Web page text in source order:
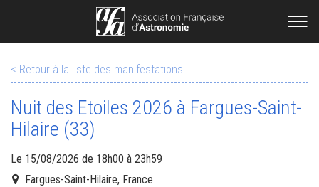
< Retour à la liste des manifestations
Nuit des Etoiles 2026 à Fargues-Saint-
Hilaire (33)
Le 15/08/2026 de 18h00 à 23h59
Fargues-Saint-Hilaire, France